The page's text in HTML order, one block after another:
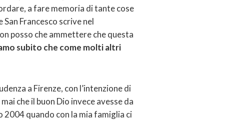
a fare memoria di tante cose
Francesco scrive nel
posso che ammettere che questa
subito che come molti altri
a Firenze, con l’intenzione di
che il buon Dio invece avesse da
quando con la mia famiglia ci